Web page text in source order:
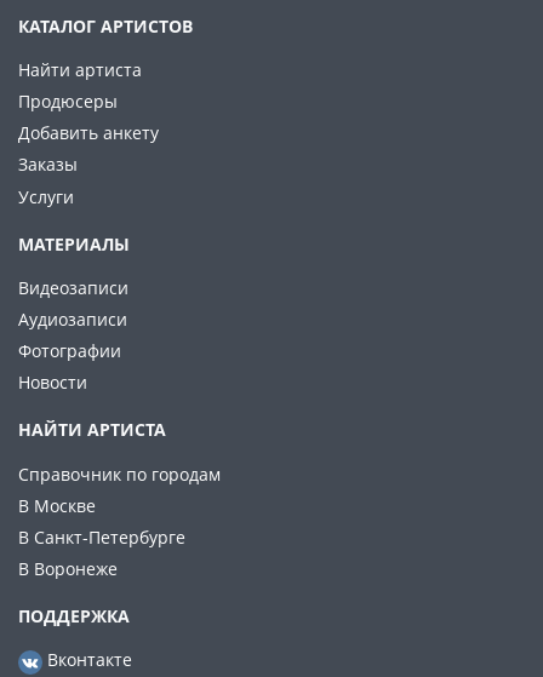
КАТАЛОГ АРТИСТОВ
Найти артиста
Продюсеры
Добавить анкету
Заказы
Услуги
МАТЕРИАЛЫ
Видеозаписи
Аудиозаписи
Фотографии
Новости
НАЙТИ АРТИСТА
Справочник по городам
В Москве
В Санкт-Петербурге
В Воронеже
ПОДДЕРЖКА
Вконтакте